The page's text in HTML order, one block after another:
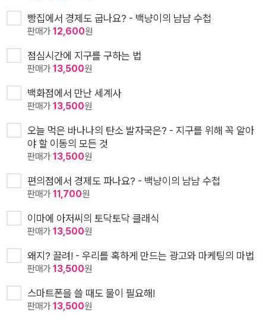
빵집에서 경제도 굽나요? - 백냥이의 냠냠 수첩
판매가12,600원
점심시간에 지구를 구하는 법
판매가13,500원
백화점에서 만난 세계사
판매가13,500원
오늘 먹은 바나나의 탄소 발자국은? - 지구를 위해 꼭 알아
야 할 이동의 모든 것
판매가13,500원
편의점에서 경제도 파나요? - 백냥이의 냠냠 수첩
판매가11,700원
이마에 아저씨의 토닥토닥 클래식
판매가13,500원
왜지? 끌려! - 우리를 혹하게 만드는 광고와 마케팅의 마법
판매가13,500원
스마트폰을 쓸 때도 물이 필요해!
판매가13,500원